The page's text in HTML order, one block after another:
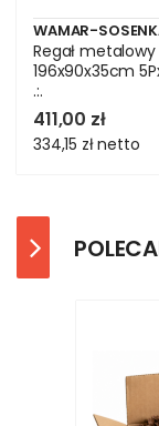
WAMAR-
Regał metalowy
196x90x35cm
.:.
411,00 zł
334,15 złnetto